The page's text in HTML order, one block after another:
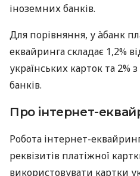
іноземних банків.
Для порівняння, у àбанк
еквайринга складає 1,2%
українських карток та 2%
банків.
Про інтернет-
Робота інтернет-
реквізитів платіжної
використовувати картки